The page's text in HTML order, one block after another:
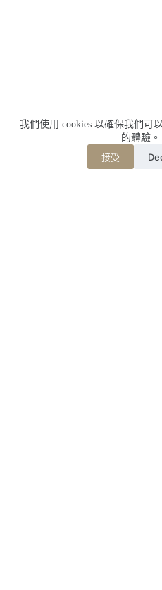
我們使用 cookies 以確保我們可
的體驗。
接受